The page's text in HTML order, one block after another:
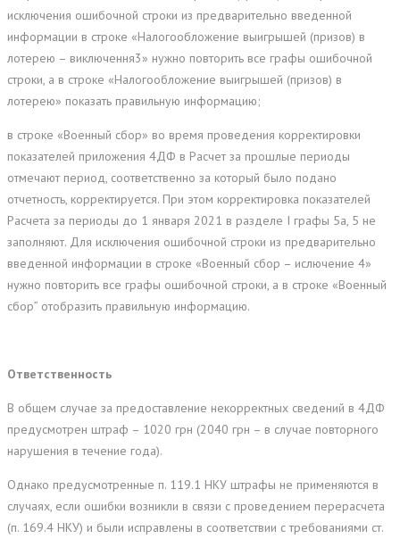
исключения ошибочной строки из предварительно введенной
информации в строке «Налогообложение выигрышей (призов) в
лотерею – виключення3» нужно повторить все графы ошибочной
строки, а в строке «Налогообложение выигрышей (призов) в
лотерею» показать правильную информацию;
в строке «Военный сбор» во время проведения корректировки
показателей приложения 4ДФ в Расчет за прошлые периоды
отмечают период, соответственно за который было подано
отчетность, корректируется. При этом корректировка показателей
Расчета за периоды до 1 января 2021 в разделе I графы 5а, 5 не
заполняют. Для исключения ошибочной строки из предварительно
введенной информации в строке «Военный сбор – ислючение 4»
нужно повторить все графы ошибочной строки, а в строке «Военный
сбор” отобразить правильную информацию.
Ответственность
В общем случае за предоставление некорректных сведений в 4ДФ
предусмотрен штраф – 1020 грн (2040 грн – в случае повторного
нарушения в течение года).
Однако предусмотренные п. 119.1 НКУ штрафы не применяются в
случаях, если ошибки возникли в связи с проведением перерасчета
(п. 169.4 НКУ) и были исправлены в соответствии с требованиями ст.